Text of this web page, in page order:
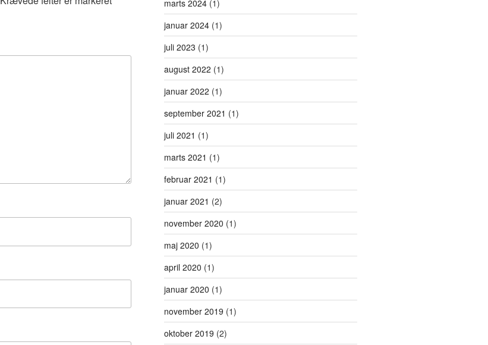
marts 2024(1)
januar 2024(1)
juli 2023 (1)
august 2022 (1)
januar 2022 (1)
september 2021 (1)
juli 2021 (1)
marts 2021 (1)
februar 2021 (1)
januar 2021 (2)
november 2020 (1)
maj 2020 (1)
april 2020 (1)
januar 2020 (1)
november 2019 (1)
oktober 2019 (2)